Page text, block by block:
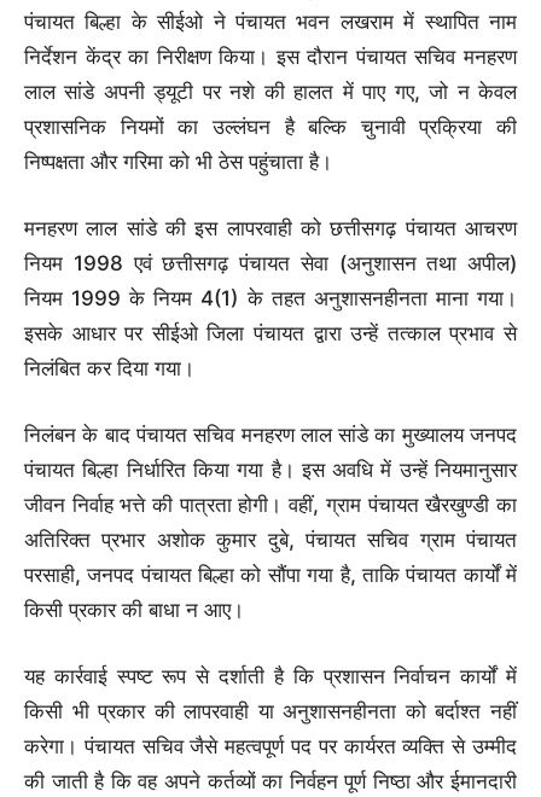
पंचायत बिल्हा के सीईओ ने पंचायत भवन लखराम में स्थापित नाम
निर्देशन केंद्र का निरीक्षण किया। इस दौरान पंचायत सचिव मनहरण
लाल सांडे अपनी ड्यूटी पर नशे की हालत में पाए गए, जो न केवल
प्रशासनिक नियमों का उल्लंघन है बल्कि चुनावी प्रक्रिया की
निष्पक्षता और गरिमा को भी ठेस पहुंचाता है।
मनहरण लाल सांडे की इस लापरवाही को छत्तीसगढ़ पंचायत आचरण
नियम 1998 एवं छत्तीसगढ़ पंचायत सेवा (अनुशासन तथा अपील)
नियम 1999 के नियम 4(1) के तहत अनुशासनहीनता माना गया।
इसके आधार पर सीईओ जिला पंचायत द्वारा उन्हें तत्काल प्रभाव से
निलंबित कर दिया गया।
निलंबन के बाद पंचायत सचिव मनहरण लाल सांडे का मुख्यालय जनपद
पंचायत बिल्हा निर्धारित किया गया है। इस अवधि में उन्हें नियमानुसार
जीवन निर्वाह भत्ते की पात्रता होगी। वहीं, ग्राम पंचायत खैरखुण्डी का
अतिरिक्त प्रभार अशोक कुमार दुबे, पंचायत सचिव ग्राम पंचायत
परसाही, जनपद पंचायत बिल्हा को सौंपा गया है, ताकि पंचायत कार्यों में
किसी प्रकार की बाधा न आए।
यह कार्रवाई स्पष्ट रूप से दर्शाती है कि प्रशासन निर्वाचन कार्यों में
किसी भी प्रकार की लापरवाही या अनुशासनहीनता को बर्दाश्त नहीं
करेगा। पंचायत सचिव जैसे महत्वपूर्ण पद पर कार्यरत व्यक्ति से उम्मीद
की जाती है कि वह अपने कर्तव्यों का निर्वहन पूर्ण निष्ठा और ईमानदारी